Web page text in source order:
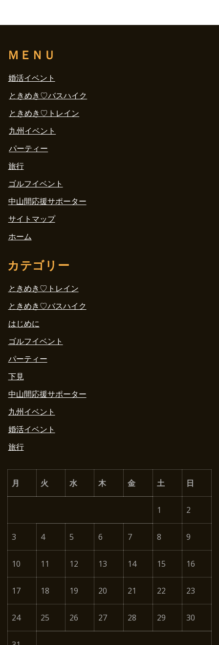
ＭＥＮＵ
婚活イベント
ときめき♡バスハイク
ときめき♡トレイン
九州イベント
パーティー
旅行
ゴルフイベント
中山間応援サポーター
サイトマップ
ホーム
カテゴリー
ときめき♡トレイン
ときめき♡バスハイク
はじめに
ゴルフイベント
パーティー
下見
中山間応援サポーター
九州イベント
婚活イベント
旅行
月 火 水 木 金 土 日
1 2
3 4 5 6 7 8 9
10 11 12 13 14 15 16
17 18 19 20 21 22 23
24 25 26 27 28 29 30